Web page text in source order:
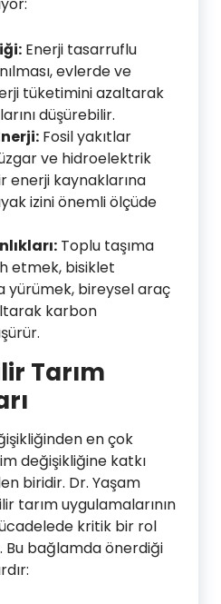
Enerji tasarruflu
evlerde ve
tüketimini azaltarak
düşürebilir.
Fosil yakıtlar
ve hidroelektrik
enerji kaynaklarına
izini önemli ölçüde
Toplu taşıma
etmek, bisiklet
yürümek, bireysel araç
karbon
Tarım
en çok
değişikliğine katkı
biridir. Dr. Yaşam
tarım uygulamalarının
kritik bir rol
Bu bağlamda önerdiği